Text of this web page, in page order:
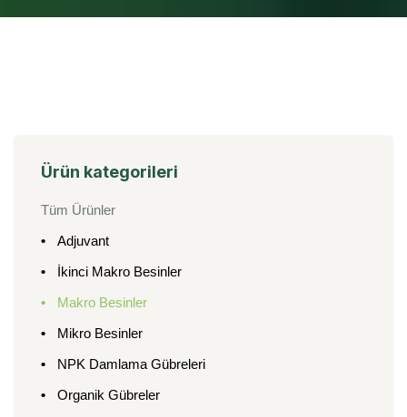
Ürün kategorileri
Tüm Ürünler
Adjuvant
İkinci Makro Besinler
Makro Besinler
Mikro Besinler
NPK Damlama Gübreleri
Organik Gübreler